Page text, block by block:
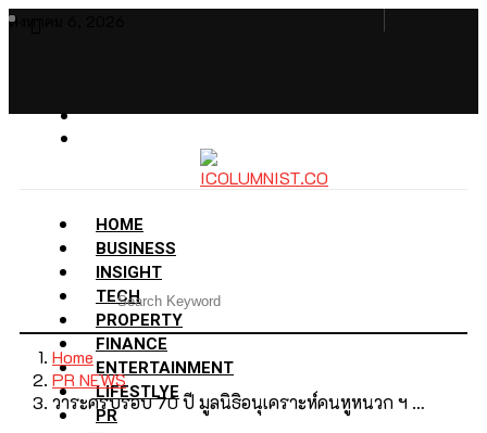
สิงหาคม 6, 2026
HOME
BUSINESS
INSIGHT
TECH
PROPERTY
FINANCE
ENTERTAINMENT
LIFESTLYE
PR
Home
PR NEWS
วาระครบรอบ 70 ปี มูลนิธิอนุเคราะห์คนหูหนวก ฯ …